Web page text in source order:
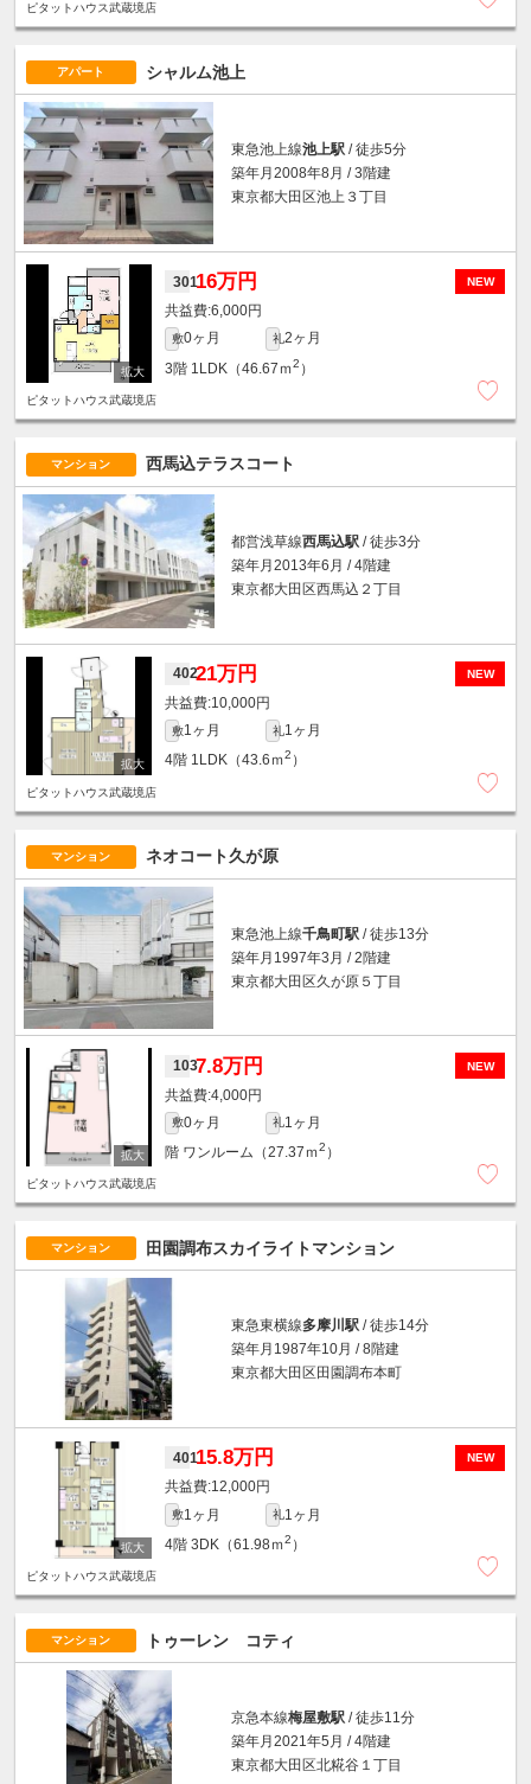
ピタットハウス武蔵境店
アパート シャルム池上
東急池上線池上駅 / 徒歩5分
築年月2008年8月 / 3階建
東京都大田区池上３丁目
NEW
30116万円
6,000円
敷0ヶ月 礼2ヶ月
3階 1LDK（46.67ｍ2 ）
ピタットハウス武蔵境店
マンション 西馬込テラスコート
都営浅草線西馬込駅 / 徒歩3分
築年月2013年6月 / 4階建
東京都大田区西馬込２丁目
NEW
40221万円
10,000円
敷1ヶ月 礼1ヶ月
4階 1LDK（43.6ｍ2 ）
ピタットハウス武蔵境店
マンション ネオコート久が原
東急池上線千鳥町駅 / 徒歩13分
築年月1997年3月 / 2階建
東京都大田区久が原５丁目
NEW
1037.8万円
4,000円
敷0ヶ月 礼1ヶ月
階 ワンルーム（27.37ｍ2 ）
ピタットハウス武蔵境店
マンション 田園調布スカイライトマンション
東急東横線多摩川駅 / 徒歩14分
築年月1987年10月 / 8階建
東京都大田区田園調布本町
NEW
40115.8万円
12,000円
敷1ヶ月 礼1ヶ月
4階 3DK（61.98ｍ2 ）
ピタットハウス武蔵境店
マンション トゥーレン コティ
京急本線梅屋敷駅 / 徒歩11分
築年月2021年5月 / 4階建
東京都大田区北糀谷１丁目